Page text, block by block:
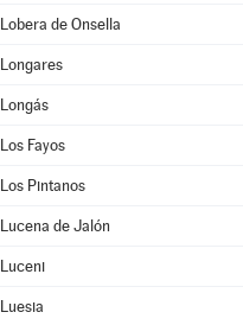
Lobera de Onsella
Longares
Longás
Los Fayos
Los Pintanos
Lucena de Jalón
Luceni
Luesia